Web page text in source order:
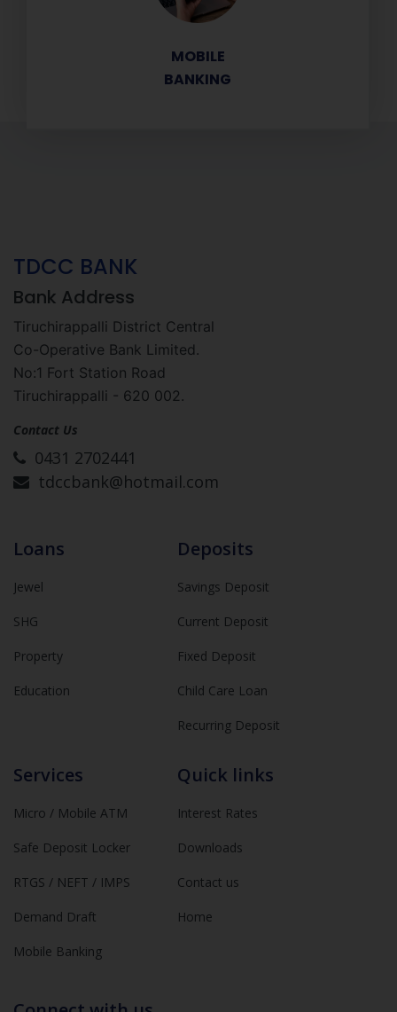
MOBILE
BANKING
TDCC BANK
Bank Address
Tiruchirappalli District Central
Co-Operative Bank Limited.
No:1 Fort Station Road
Tiruchirappalli - 620 002.
Contact Us
0431 2702441
tdccbank@hotmail.com
Loans
Jewel
SHG
Property
Education
Deposits
Savings Deposit
Current Deposit
Fixed Deposit
Child Care Loan
Recurring Deposit
Services
Micro / Mobile ATM
Safe Deposit Locker
RTGS / NEFT / IMPS
Demand Draft
Mobile Banking
Quick links
Interest Rates
Downloads
Contact us
Home